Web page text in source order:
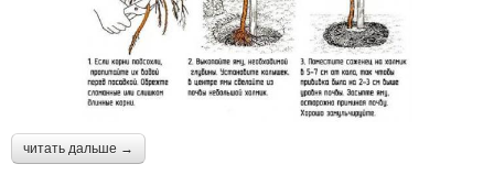
читать дальше →